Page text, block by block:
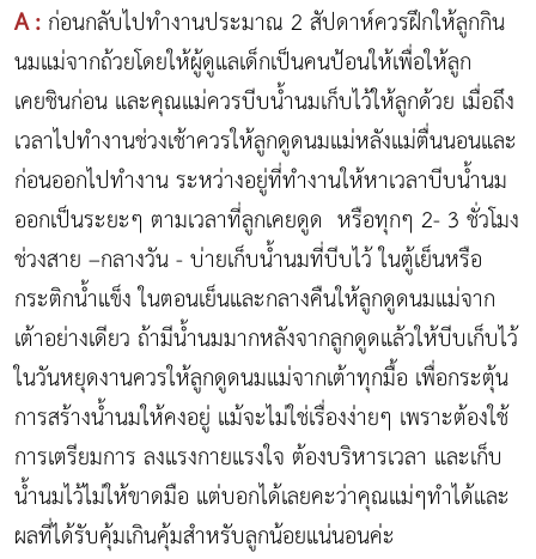
A : ก่อนกลับไปทำงานประมาณ 2 สัปดาห์ควรฝึกให้ลูกกิน
นมแม่จากถ้วยโดยให้ผู้ดูแลเด็กเป็นคนป้อนให้เพื่อให้ลูก
เคยชินก่อน และคุณแม่ควรบีบน้ำนมเก็บไว้ให้ลูกด้วย เมื่อถึง
เวลาไปทำงานช่วงเช้าควรให้ลูกดูดนมแม่หลังแม่ตื่นนอนและ
ก่อนออกไปทำงาน ระหว่างอยู่ที่ทำงานให้หาเวลาบีบน้ำนม
ออกเป็นระยะๆ ตามเวลาที่ลูกเคยดูด หรือทุกๆ 2- 3 ชั่วโมง
ช่วงสาย –กลางวัน - บ่ายเก็บน้ำนมที่บีบไว้ ในตู้เย็นหรือ
กระติกน้ำแข็ง ในตอนเย็นและกลางคืนให้ลูกดูดนมแม่จาก
เต้าอย่างเดียว ถ้ามีน้ำนมมากหลังจากลูกดูดแล้วให้บีบเก็บไว้
ในวันหยุดงานควรให้ลูกดูดนมแม่จากเต้าทุกมื้อ เพื่อกระตุ้น
การสร้างน้ำนมให้คงอยู่ แม้จะไม่ใช่เรื่องง่ายๆ เพราะต้องใช้
การเตรียมการ ลงแรงกายแรงใจ ต้องบริหารเวลา และเก็บ
น้ำนมไว้ไม่ให้ขาดมือ แต่บอกได้เลยคะว่าคุณแม่ๆทำได้และ
ผลที่ได้รับคุ้มเกินคุ้มสำหรับลูกน้อยแน่นอนค่ะ